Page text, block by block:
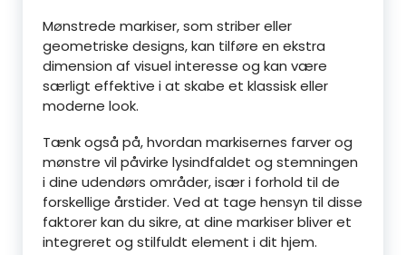
Mønstrede markiser, som striber eller
geometriske designs, kan tilføre en ekstra
dimension af visuel interesse og kan være
særligt effektive i at skabe et klassisk eller
moderne look.
Tænk også på, hvordan markisernes farver og
mønstre vil påvirke lysindfaldet og stemningen
i dine udendørs områder, især i forhold til de
forskellige årstider. Ved at tage hensyn til disse
faktorer kan du sikre, at dine markiser bliver et
integreret og stilfuldt element i dit hjem.